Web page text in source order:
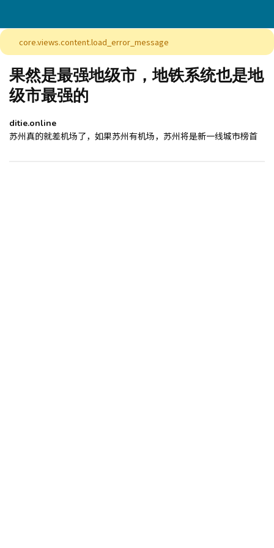
core.views.content.load_error_message
果然是最强地级市，地铁系统也是地
级市最强的
ditie.online
苏州真的就差机场了，如果苏州有机场，苏州将是新一线城市榜首